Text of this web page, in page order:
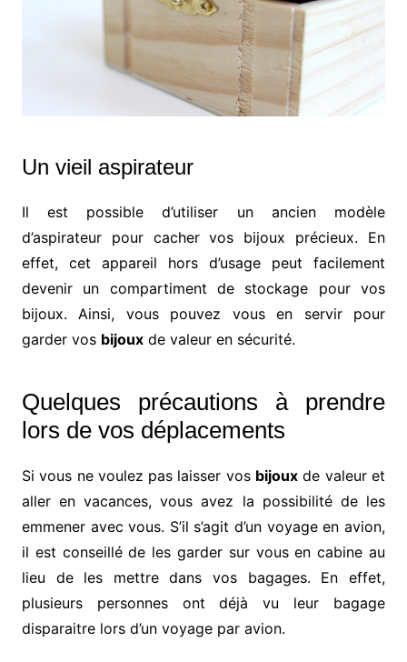
Un vieil aspirateur
Il est possible d’utiliser un ancien modèle
d’aspirateur pour cacher vos bijoux précieux. En
effet, cet appareil hors d’usage peut facilement
devenir un compartiment de stockage pour vos
bijoux. Ainsi, vous pouvez vous en servir pour
garder vos bijouxde valeur en sécurité.
Quelques précautions à prendre
lors de vos déplacements
Si vous ne voulez pas laisser vos bijoux de valeur et
aller en vacances, vous avez la possibilité de les
emmener avec vous. S’il s’agit d’un voyage en avion,
il est conseillé de les garder sur vous en cabine au
lieu de les mettre dans vos bagages. En effet,
plusieurs personnes ont déjà vu leur bagage
disparaitre lors d’un voyage par avion.